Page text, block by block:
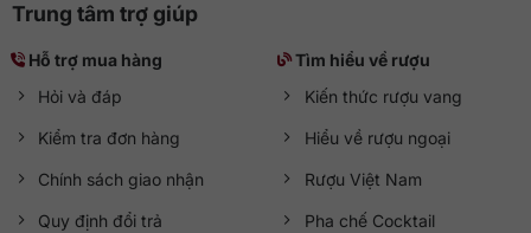
Trung tâm trợ giúp
Hỗ trợ mua hàng
Hỏi và đáp
Kiểm tra đơn hàng
Chính sách giao nhận
Quy định đổi trả
Tìm hiểu về rượu
Kiến thức rượu vang
Hiểu về rượu ngoại
Rượu Việt Nam
Pha chế Cocktail